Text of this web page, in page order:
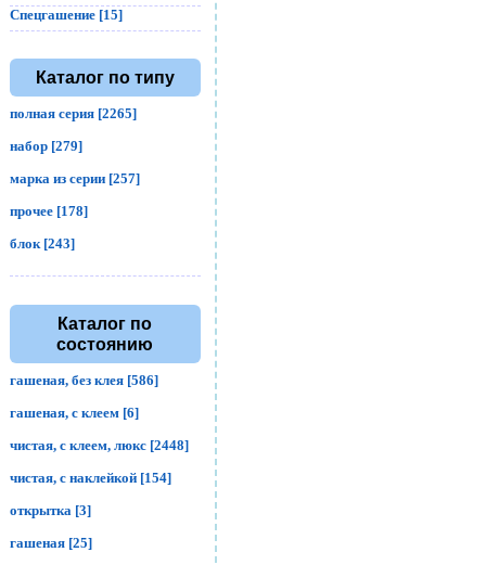
Спецгашение [15]
Каталог по типу
полная серия [2265]
набор [279]
марка из серии [257]
прочее [178]
блок [243]
Каталог по
состоянию
гашеная, без клея [586]
гашеная, с клеем [6]
чистая, с клеем, люкс [2448]
чистая, с наклейкой [154]
открытка [3]
гашеная [25]